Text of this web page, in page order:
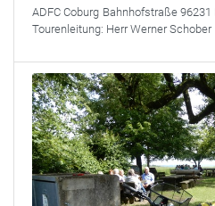
ADFC Coburg Bahnhofstraße
Tourenleitung: Herr Werner Schober